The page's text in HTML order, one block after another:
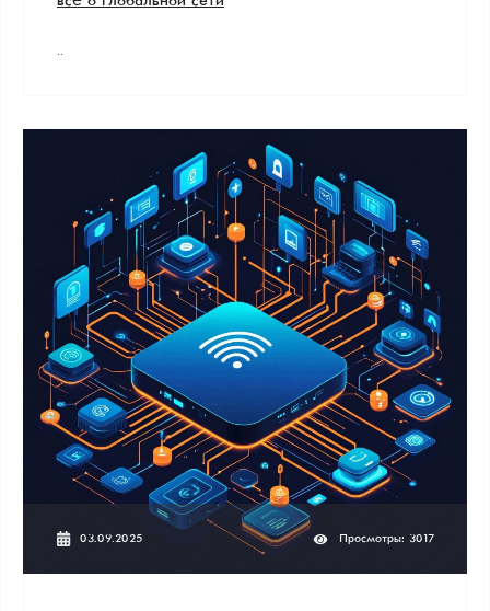
..
03.09.2025 Просмотры: 3017